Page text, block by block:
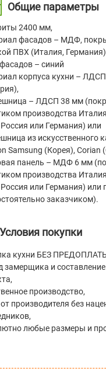
Общие параметры
2400 мм,
фасадов – МДФ,
ПВХ (Италия,
– синий
корпуса кухни –
– ЛДСП 38 мм
производства
или Германия) или
из искусственного
Samsung (Корея), Corian
панель – МДФ 6 мм
производства
или Германия) или
заказчиком).
Условия покупки
кухни БЕЗ
замерщика и составление
производство,
производителя без
любые размеры и